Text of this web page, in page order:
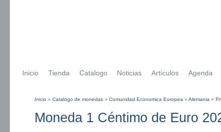
Inicio Tienda Catalogo Noticias Artículos Agenda
Inicio » Catalogo de monedas » Comunidad Economica Europea » Alemania »
Moneda 1 Céntimo de Euro